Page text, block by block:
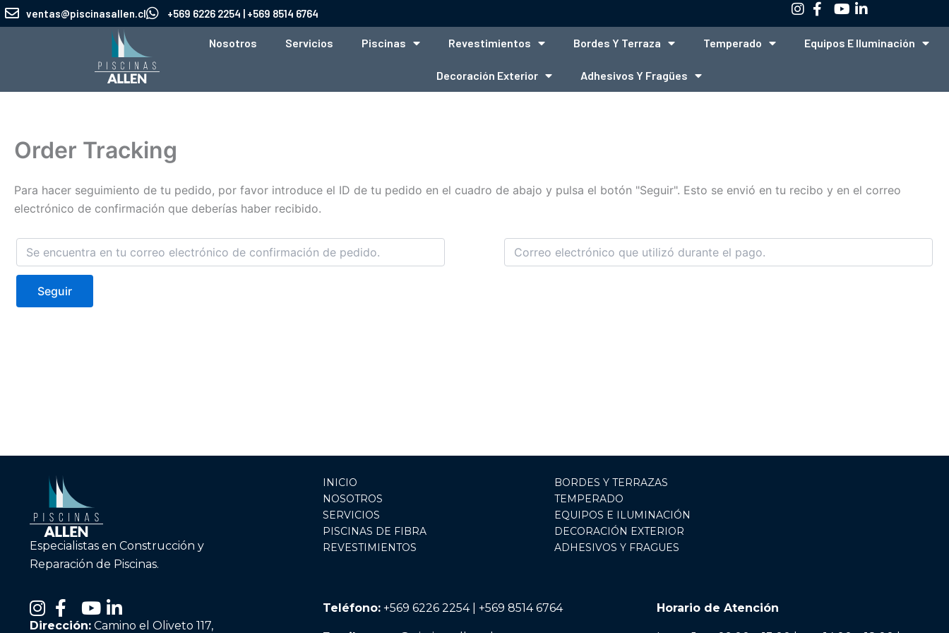
Ir
al
ventas@piscinasallen.cl +569 6226 2254 | +569 8514 6764
Nosotros Servicios Piscinas Revestimientos Bordes Y Terraza Temperado Equipos E Iluminación
Decoración Exterior Adhesivos Y Fragües
Order Tracking
Para hacer seguimiento de tu pedido, por favor introduce el ID de tu pedido en el cuadro de abajo y pulsa el botón "Seguir". Esto se envió en tu recibo y en el correo
electrónico de confirmación que deberías haber recibido.
Seguir
Especialistas en Construcción y
Reparación de Piscinas.
INICIO
NOSOTROS
SERVICIOS
PISCINAS DE FIBRA
REVESTIMIENTOS
BORDES Y TERRAZAS
TEMPERADO
EQUIPOS E ILUMINACIÓN
DECORACIÓN EXTERIOR
ADHESIVOS Y FRAGUES
Dirección: Camino el Oliveto 117,
Teléfono: +569 6226 2254 | +569 8514 6764 Horario de Atención